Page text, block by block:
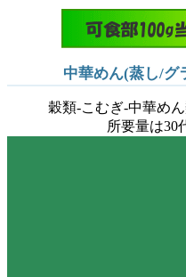
中華めん(蒸し/グ
穀類-こむぎ-中華め
所要量は30